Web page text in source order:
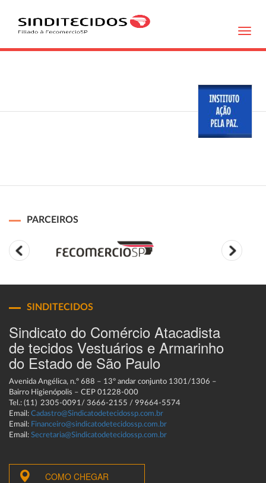
PARCEIROS
SINDITECIDOS
Sindicato do Comércio Atacadista
de tecidos Vestuários e Armarinho
do Estado de São Paulo
Avenida Angélica, n.º 688 – 13º andar conjunto 1301/1306 –
Bairro Higienópolis – CEP 01228-000
Tel.: (11) 2305-0091/ 3666-2155 / 99664-5574
Email: Cadastro@Sindicatodetecidossp.com.br
Email: Financeiro@sindicatodetecidossp.com.br
Email: Secretaria@Sindicatodetecidossp.com.br
COMO CHEGAR